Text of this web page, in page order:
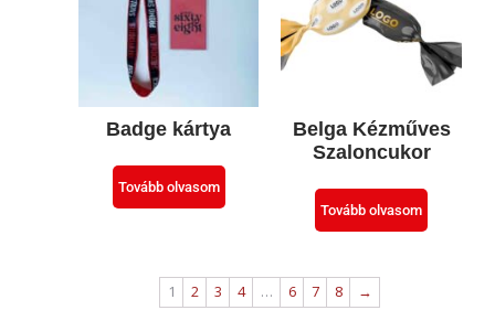
Badge kártya
Tovább olvasom
Belga Kézműves
Szaloncukor
Tovább olvasom
1 2 3 4 … 6 7 8 →